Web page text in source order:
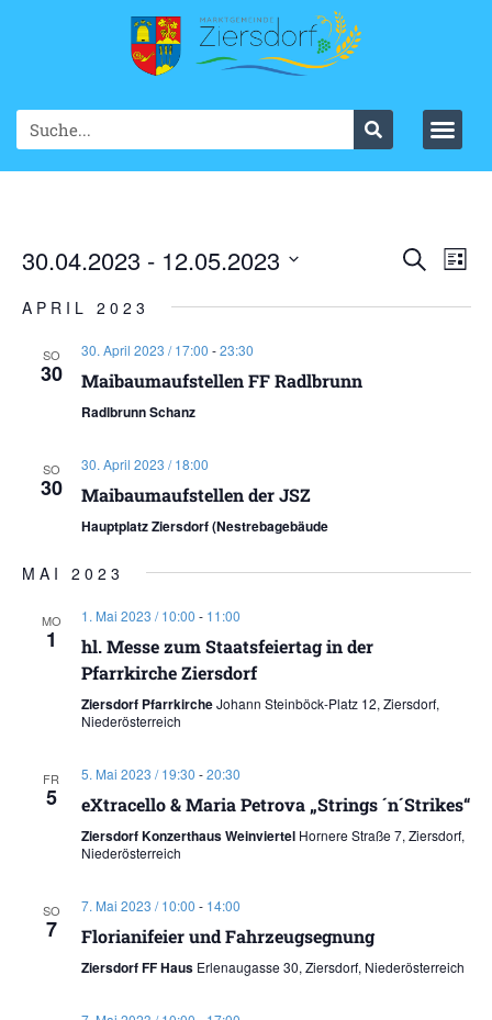
SucheList
30.04.2023 - 12.05.2023
wählen.
APRIL 2023
SO
30
30. April 2023 / 17:00 -23:30
Maibaumaufstellen FF Radlbrunn
Radlbrunn Schanz
SO
30
30. April 2023 / 18:00
Maibaumaufstellen der JSZ
Hauptplatz Ziersdorf (Nestrebagebäude
MAI 2023
MO
1
1. Mai 2023 / 10:00 - 11:00
hl. Messe zum Staatsfeiertag in der
Pfarrkirche Ziersdorf
Ziersdorf PfarrkircheJohann Steinböck-Platz 12, Ziersdorf,
Niederösterreich
FR
5
5. Mai 2023 / 19:30 -20:30
eXtracello & Maria Petrova „Strings ´n´Strikes“
Ziersdorf Konzerthaus Weinviertel Hornere Straße 7, Ziersdorf,
Niederösterreich
SO
7
7. Mai 2023 / 10:00 - 14:00
Florianifeier und Fahrzeugsegnung
Ziersdorf FF Haus Erlenaugasse 30, Ziersdorf, Niederösterreich